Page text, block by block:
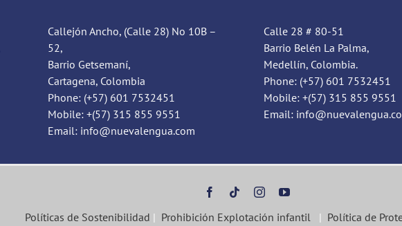
Callejón Ancho, (Calle 28) No 10B –
52,
Barrio Getsemaní,
Cartagena, Colombia
Phone: (+57) 601 7532451
Mobile: +(57) 315 855 9551
Email: info@nuevalengua.com
Calle 28 # 80-51
Barrio Belén La Palma,
Medellín, Colombia.
Phone: (+57) 601 7532451
Mobile: +(57) 315 855 9551
Email:
Políticas de Sostenibilidad | Prohibición Explotación infantil | Política de